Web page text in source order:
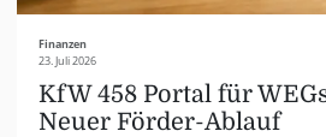
Finanzen
23. Juli 2026
KfW 458 Portal für
Neuer Förder-Ablauf